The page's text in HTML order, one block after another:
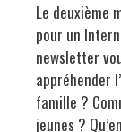
Le deuxième
pour un
newsletter
appréhender
famille ?
jeunes ?